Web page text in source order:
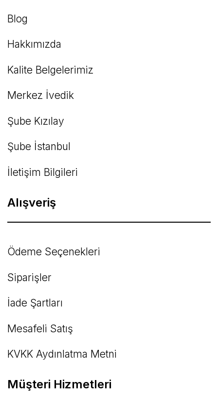
Blog
Hakkımızda
Kalite Belgelerimiz
Merkez İvedik
Şube Kızılay
Şube İstanbul
İletişim Bilgileri
Alışveriş
Ödeme Seçenekleri
Siparişler
İade Şartları
Mesafeli Satış
KVKK Aydınlatma Metni
Müşteri Hizmetleri